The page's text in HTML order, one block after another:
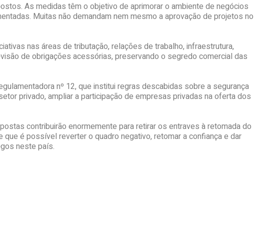
As medidas têm o objetivo de aprimorar o ambiente de negócios
Muitas não demandam nem mesmo a aprovação de projetos no
nas áreas de tributação, relações de trabalho, infraestrutura,
de obrigações acessórias, preservando o segredo comercial das
nº 12, que institui regras descabidas sobre a segurança
privado, ampliar a participação de empresas privadas na oferta dos
contribuirão enormemente para retirar os entraves à retomada do
é possível reverter o quadro negativo, retomar a confiança e dar
neste país.